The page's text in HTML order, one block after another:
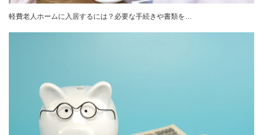
軽費老人ホームに入居するには？必要な手続きや書類を…